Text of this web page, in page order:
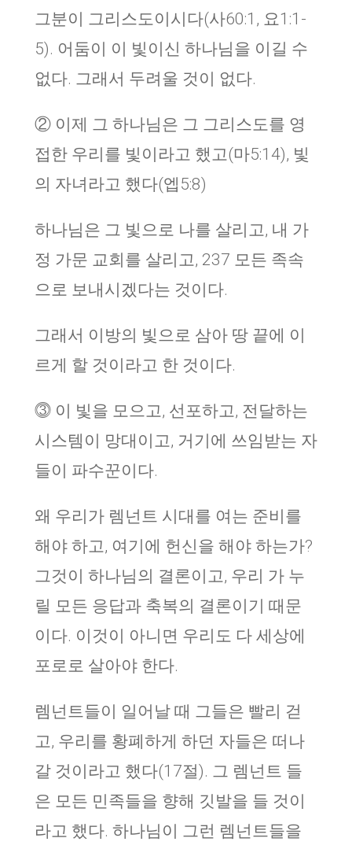
그분이 그리스도이시다(사60:1, 요1:1-
5). 어둠이 이 빛이신 하나님을 이길 수
없다. 그래서 두려울 것이 없다.
② 이제 그 하나님은 그 그리스도를 영
접한 우리를 빛이라고 했고(마5:14), 빛
의 자녀라고 했다(엡5:8)
하나님은 그 빛으로 나를 살리고, 내 가
정 가문 교회를 살리고, 237 모든 족속
으로 보내시겠다는 것이다.
그래서 이방의 빛으로 삼아 땅 끝에 이
르게 할 것이라고 한 것이다.
⓷ 이 빛을 모으고, 선포하고, 전달하는
시스템이 망대이고, 거기에 쓰임받는 자
들이 파수꾼이다.
왜 우리가 렘넌트 시대를 여는 준비를
해야 하고, 여기에 헌신을 해야 하는가?
그것이 하나님의 결론이고, 우리 가 누
릴 모든 응답과 축복의 결론이기 때문
이다. 이것이 아니면 우리도 다 세상에
포로로 살아야 한다.
렘넌트들이 일어날 때 그들은 빨리 걷
고, 우리를 황폐하게 하던 자들은 떠나
갈 것이라고 했다(17절). 그 렘넌트 들
은 모든 민족들을 향해 깃발을 들 것이
라고 했다. 하나님이 그런 렘넌트들을